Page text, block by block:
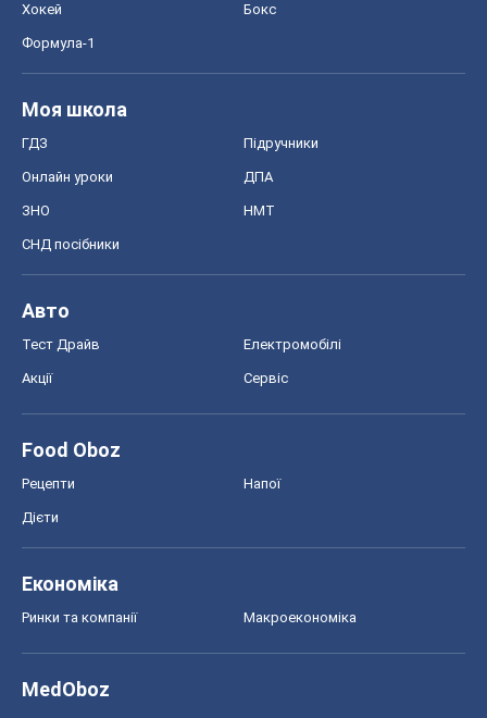
Хокей Бокс
Формула-1
Моя школа
ГДЗ Підручники
Онлайн уроки ДПА
ЗНО НМТ
СНД посібники
Авто
Тест Драйв Електромобілі
Акції Сервіс
Food Oboz
Рецепти Напої
Дієти
Економіка
Ринки та компанії Макроекономіка
MedOboz